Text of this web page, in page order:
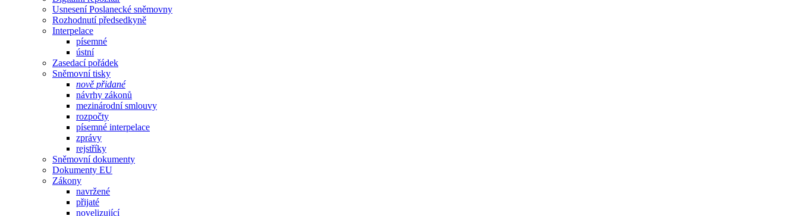
Usnesení Poslanecké sněmovny
Rozhodnutí předsedkyně
Interpelace
písemné
ústní
Zasedací pořádek
Sněmovní tisky
nově přidané
návrhy zákonů
mezinárodní smlouvy
rozpočty
písemné interpelace
zprávy
rejstříky
Sněmovní dokumenty
Dokumenty EU
Zákony
navržené
přijaté
novelizující